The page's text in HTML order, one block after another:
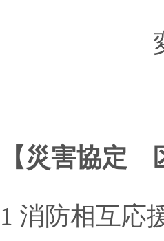
変わる
【災害協定
1 消防相互応